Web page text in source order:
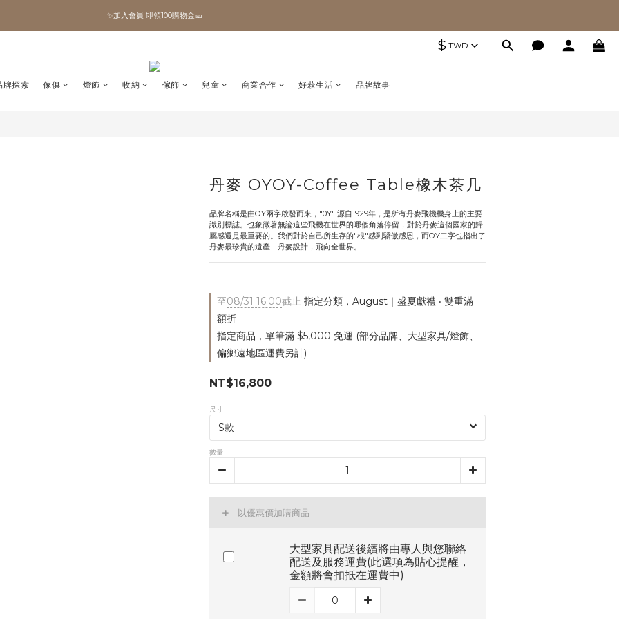
✨加入會員 即領100購物金🎫
✨加入會員 即領100購物金🎫
$ TWD
牌探索 傢俱 燈飾 收納 傢飾 兒童 商業合作 好萩生活 品牌故事
丹麥 OYOY-Coffee Table橡木茶几
品牌名稱是由OY兩字啟發而來，"0Y" 源自1929年，是所有丹麥飛機機身上的主要
識別標誌。也象徵著無論這些飛機在世界的哪個角落停留，對於丹麥這個國家的歸
屬感還是最重要的。我們對於自己所生存的"根"感到驕傲感恩，而OY二字也指出了
丹麥最珍貴的遺產—丹麥設計，飛向全世界。
至08/31 16:00截止 指定分類，August｜盛夏獻禮 ‧ 雙重滿
額折
指定商品，單筆滿 $5,000 免運 (部分品牌、大型家具/燈飾、
偏鄉遠地區運費另計)
NT$16,800
尺寸
數量
以優惠價加購商品
大型家具配送後續將由專人與您聯絡
配送及服務運費(此選項為貼心提醒，
金額將會扣抵在運費中)